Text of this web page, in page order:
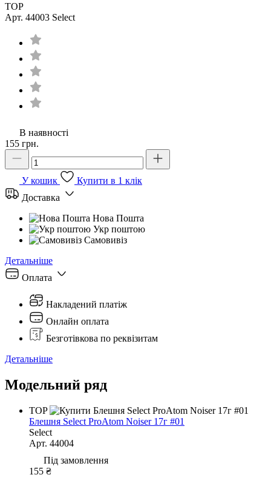
TOP
Арт. 44003 Select
В наявності
155 грн.
У кошик
Купити в 1 клік
Доставка
Нова Пошта
Укр поштою
Самовивіз
Детальніше
Оплата
Накладений платіж
Онлайн оплата
Безготівкова по реквізитам
Детальніше
Модельний ряд
TOP
Блешня Select ProAtom Noiser 17г #01
Select
Арт. 44004
Під замовлення
155 ₴